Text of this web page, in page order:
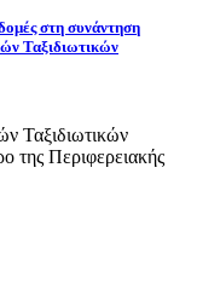
στη συνάντηση
Ταξιδιωτικών
Ταξιδιωτικών
της Περιφερειακής